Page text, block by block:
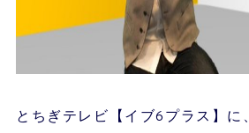
とちぎテレビ【イブ6プラス】に、